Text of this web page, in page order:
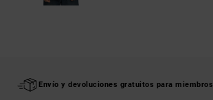
Envío y devoluciones gratuitos para miembros